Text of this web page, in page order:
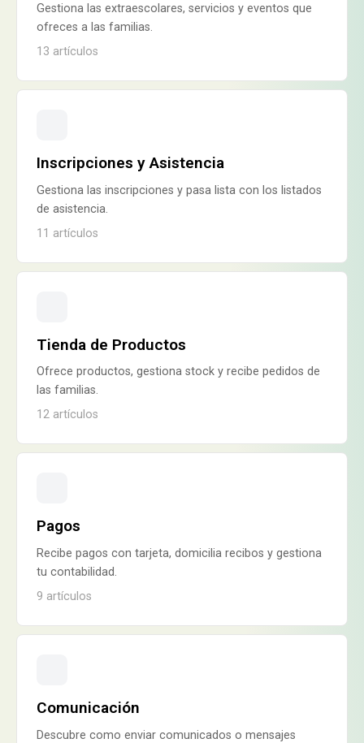
Gestiona las extraescolares, servicios y eventos que
ofreces a las familias.
13 artículos
Inscripciones y Asistencia
Gestiona las inscripciones y pasa lista con los listados
de asistencia.
11 artículos
Tienda de Productos
Ofrece productos, gestiona stock y recibe pedidos de
las familias.
12 artículos
Pagos
Recibe pagos con tarjeta, domicilia recibos y gestiona
tu contabilidad.
9 artículos
Comunicación
Descubre como enviar comunicados o mensajes